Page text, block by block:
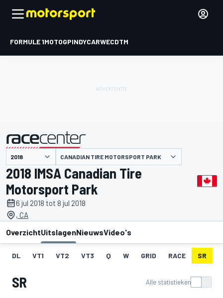
FORMULE 1MOTOGPINDYCARWECDTM
gepresenteerd door CANADIAN TIRE MOTORSPORT PARK
2018 IMSA Canadian Tire
Motorsport Park
6 jul 2018 tot 8 jul 2018
, CA
OverzichtUitslagenNieuwsVideo's
DL VT1 VT2 VT3 Q W GRID RACE SR
SR Alle statistieken